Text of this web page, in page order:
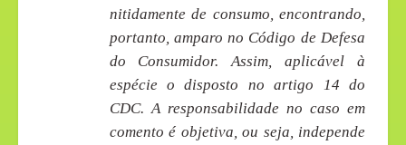
nitidamente de consumo, encontrando,
portanto, amparo no Código de Defesa
do Consumidor. Assim, aplicável à
espécie o disposto no artigo 14 do
CDC. A responsabilidade no caso em
comento é objetiva, ou seja, independe